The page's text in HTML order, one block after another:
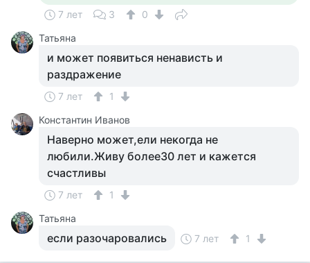
7 лет 3
0
Татьяна
и может появиться ненависть и
раздражение
7 лет
1
Константин Иванов
Наверно может,ели некогда не
любили.Живу более30 лет и кажется
счастливы
7 лет
1
Татьяна
если разочаровались 7 лет 1